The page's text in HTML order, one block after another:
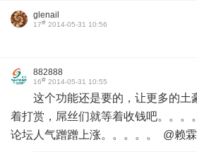
glenail
17# 2014-05-31 10:56
882888
16# 2014-05-31 10:55
这个功能还是要的，让更多的土
着打赏，屌丝们就等着收钱吧。。。
论坛人气蹭蹭上涨。。。。。 @赖